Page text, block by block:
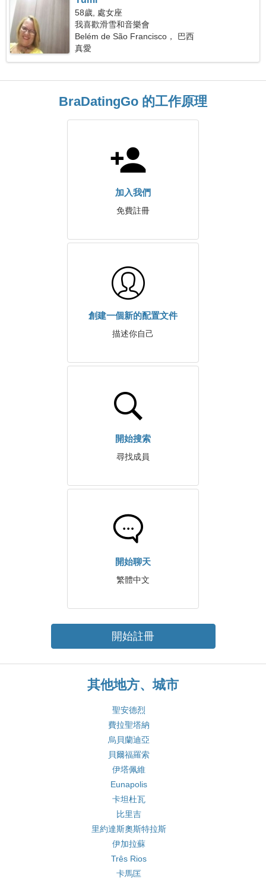
58歲, 處女座
我喜歡滑雪和音樂會
Belém de São Francisco， 巴西
真愛
BraDatingGo 的工作原理
加入我們
免費註冊
創建一個新的配置文件
描述你自己
開始搜索
尋找成員
開始聊天
繁體中文
開始註冊
其他地方、城市
聖安德烈
費拉聖塔納
烏貝蘭迪亞
貝爾福羅索
伊塔佩維
Eunapolis
卡坦杜瓦
比里吉
里約達斯奧斯特拉斯
伊加拉蘇
Três Rios
卡馬匡